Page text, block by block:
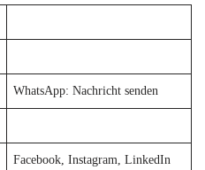
WhatsApp: Nachricht senden
Facebook, Instagram, LinkedIn